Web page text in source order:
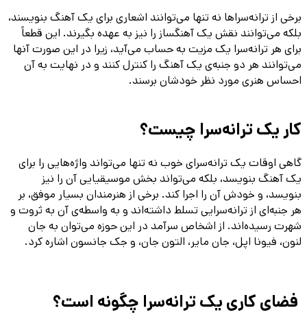
برخی از ترانه‌سراها نه تنها می‌توانند اشعاری برای یک آهنگ بنویسند،
بلکه می‌توانند نقش یک آهنگساز را نیز به عهده بگیرند. این قطعاً
برای هر ترانه‌سرا یک مزیت به حساب می‌آید، زیرا در این صورت آنها
می‌توانند هر دو جنبه‌ی یک آهنگ را کنترل کنند و در نهایت به آن
احساس هنری مورد نظر خودشان برسند.
کار یک ترانه‌سرا چیست؟
گاهی اوقات یک ترانه‌سرای خوب نه تنها می‌تواند واژه‌هایی را برای
یک آهنگ بنویسد، بلکه می‌تواند بخش موسیقیایی آن را نیز
بنویسد، و خودش آن را اجرا کند. برخی از هنرمندان بسیار موفق، بر
هر جنبه‌ای از ترانه‌سرایی تسلط داشته‌اند و به واسطه‌ی آن به ثروت و
شهرت رسیده‌اند. از اشخاص سرآمد در این حوزه می‌توان به جان
لنون، ​​فیونا اپل، جان مایر، التون جان، و جک جانسون اشاره کرد.
فضای کاری یک ترانه‌سرا چگونه است؟